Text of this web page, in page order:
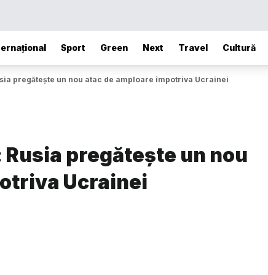
Sport Green Next Travel Cultură
pregătește un nou atac de amploare împotriva Ucrainei
pregătește un nou
Ucrainei